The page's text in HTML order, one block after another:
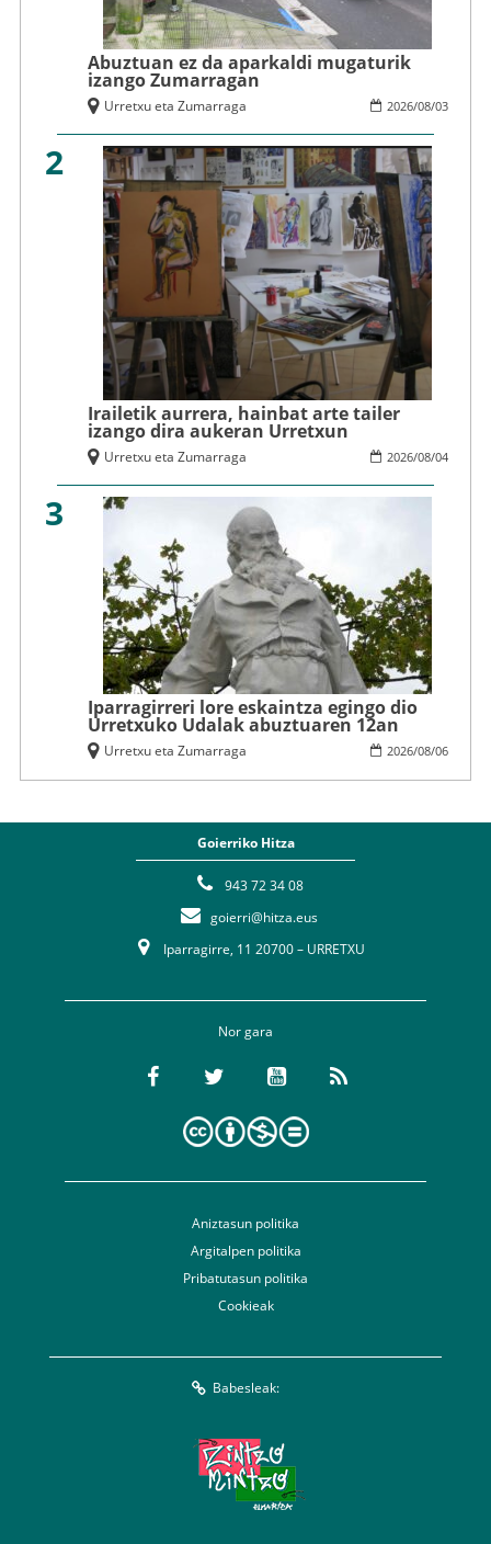
Abuztuan ez da aparkaldi mugaturik
izango Zumarragan
2026/08/03
Urretxu eta Zumarraga
2
Irailetik aurrera, hainbat arte tailer
izango dira aukeran Urretxun
2026/08/04
Urretxu eta Zumarraga
3
Iparragirreri lore eskaintza egingo dio
Urretxuko Udalak abuztuaren 12an
2026/08/06
Urretxu eta Zumarraga
Goierriko Hitza
943 72 34 08
goierri@hitza.eus
Iparragirre, 11 20700 – URRETXU
Nor gara
Aniztasun politika
Argitalpen politika
Pribatutasun politika
Cookieak
Babesleak: